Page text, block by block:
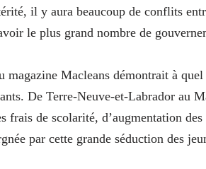
il y aura beaucoup de conflits
le plus grand nombre de
magazine Macleans démontrait à
De Terre-Neuve-et-Labrador au
frais de scolarité, d’augmentation
par cette grande séduction des